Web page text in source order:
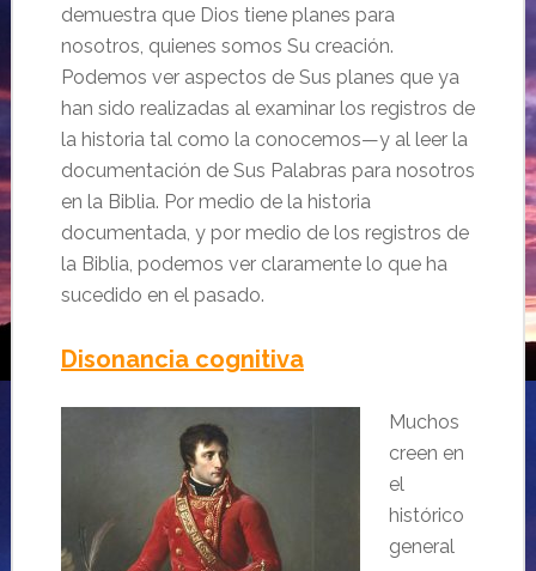
demuestra que Dios tiene planes para
nosotros, quienes somos Su creación.
Podemos ver aspectos de Sus planes que ya
han sido realizadas al examinar los registros de
la historia tal como la conocemos—y al leer la
documentación de Sus Palabras para nosotros
en la Biblia. Por medio de la historia
documentada, y por medio de los registros de
la Biblia, podemos ver claramente lo que ha
sucedido en el pasado.
Disonancia cognitiva
Muchos
creen en
el
histórico
general